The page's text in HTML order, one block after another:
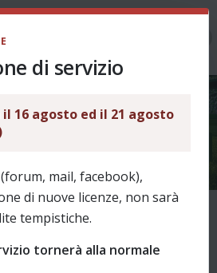
- 17 Agosto
Come funziona? - archivio fino al 2025/26
di servizio
16 agosto ed il 21 agosto
mail, facebook),
di nuove licenze, non sarà
tempistiche.
tornerà alla normale